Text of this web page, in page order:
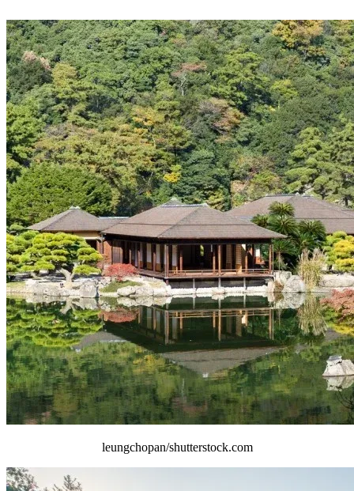
leungchopan/shutterstock.com